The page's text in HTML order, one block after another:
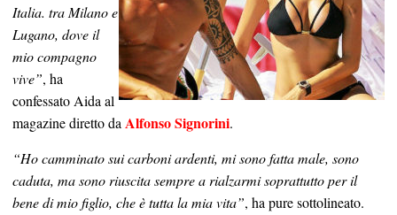
Italia. tra Milano e
Lugano, dove il
mio compagno
vive”, ha
confessato Aida al
magazine diretto da Alfonso Signorini.
“Ho camminato sui carboni ardenti, mi sono fatta male, sono
caduta, ma sono riuscita sempre a rialzarmi soprattutto per il
bene di mio figlio, che è tutta la mia vita”, ha pure sottolineato.